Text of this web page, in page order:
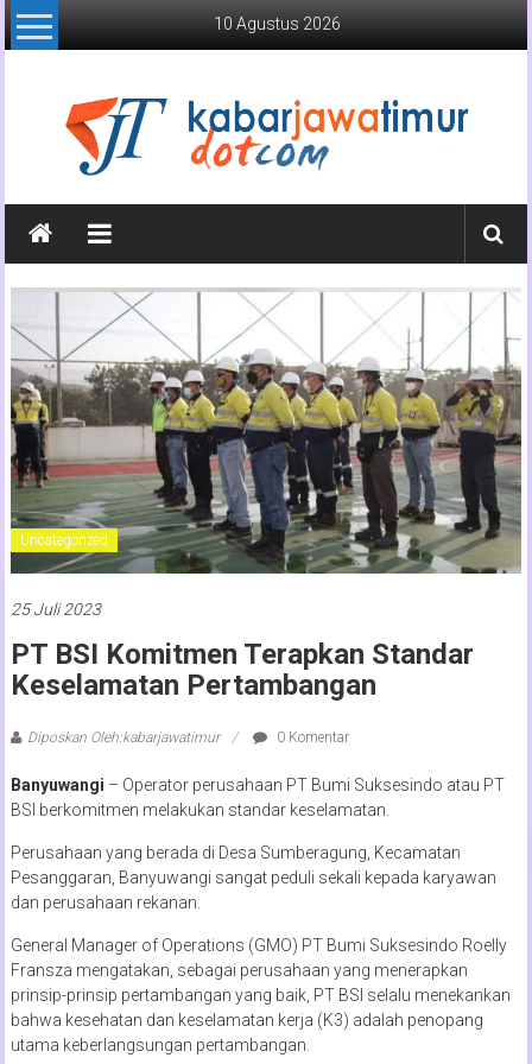
Lompat
ke
10 Agustus 2026
Kabar
Jawa
Timur
Media
Online
Jawa
Timur
Uncategorized
25 Juli 2023
PT BSI Komitmen Terapkan Standar
Keselamatan Pertambangan
Diposkan Oleh:kabarjawatimur 0 Komentar
Banyuwangi – Operator perusahaan PT Bumi Suksesindo atau PT
BSI berkomitmen melakukan standar keselamatan.
Perusahaan yang berada di Desa Sumberagung, Kecamatan
Pesanggaran, Banyuwangi sangat peduli sekali kepada karyawan
dan perusahaan rekanan.
General Manager of Operations (GMO) PT Bumi Suksesindo Roelly
Fransza mengatakan, sebagai perusahaan yang menerapkan
prinsip-prinsip pertambangan yang baik, PT BSI selalu menekankan
bahwa kesehatan dan keselamatan kerja (K3) adalah penopang
utama keberlangsungan pertambangan.